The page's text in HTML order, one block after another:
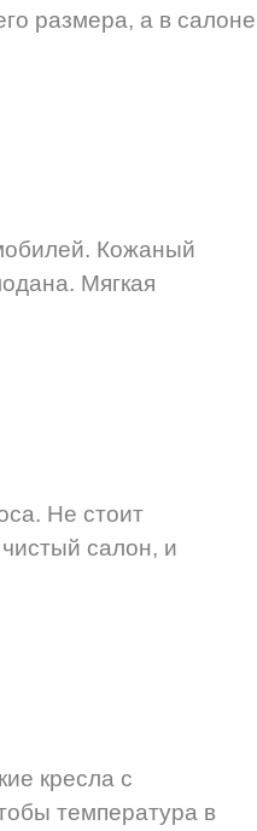
размера, а в салоне
Кожаный
Мягкая
Не стоит
салон, и
кресла с
температура в